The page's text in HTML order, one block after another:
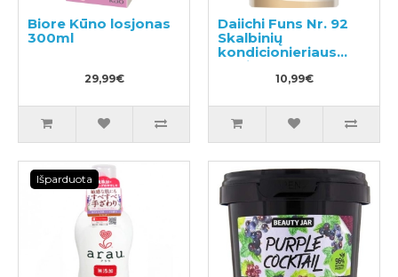
Biore Kūno losjonas
300ml
29,99€
Daiichi Funs Nr. 92
Skalbinių
kondicionieriaus
papildymas 480ml
10,99€
Išparduota